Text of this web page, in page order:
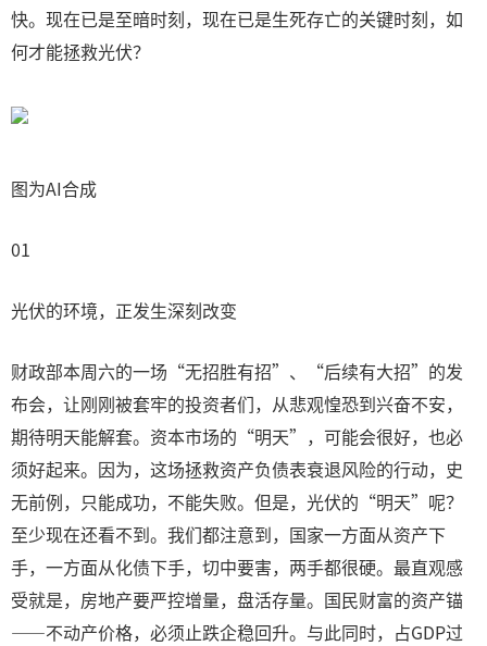
快。现在已是至暗时刻，现在已是生死存亡的关键时刻，如
何才能拯救光伏？
图为AI合成
01
光伏的环境，正发生深刻改变
财政部本周六的一场“无招胜有招”、“后续有大招”的发
布会，让刚刚被套牢的投资者们，从悲观惶恐到兴奋不安，
期待明天能解套。资本市场的“明天”，可能会很好，也必
须好起来。因为，这场拯救资产负债表衰退风险的行动，史
无前例，只能成功，不能失败。但是，光伏的“明天”呢？
至少现在还看不到。我们都注意到，国家一方面从资产下
手，一方面从化债下手，切中要害，两手都很硬。最直观感
受就是，房地产要严控增量，盘活存量。国民财富的资产锚
——不动产价格，必须止跌企稳回升。与此同时，占GDP过